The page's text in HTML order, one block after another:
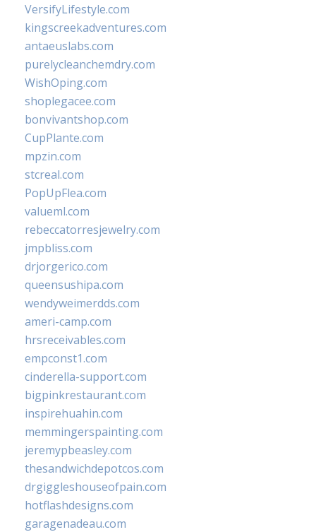
VersifyLifestyle.com
kingscreekadventures.com
antaeuslabs.com
purelycleanchemdry.com
WishOping.com
shoplegacee.com
bonvivantshop.com
CupPlante.com
mpzin.com
stcreal.com
PopUpFlea.com
valueml.com
rebeccatorresjewelry.com
jmpbliss.com
drjorgerico.com
queensushipa.com
wendyweimerdds.com
ameri-camp.com
hrsreceivables.com
empconst1.com
cinderella-support.com
bigpinkrestaurant.com
inspirehuahin.com
memmingerspainting.com
jeremypbeasley.com
thesandwichdepotcos.com
drgiggleshouseofpain.com
hotflashdesigns.com
garagenadeau.com